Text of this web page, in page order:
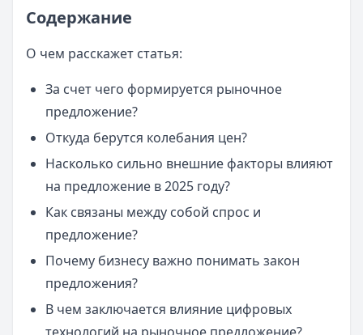
Содержание
О чем расскажет статья:
За счет чего формируется рыночное
предложение?
Откуда берутся колебания цен?
Насколько сильно внешние факторы влияют
на предложение в 2025 году?
Как связаны между собой спрос и
предложение?
Почему бизнесу важно понимать закон
предложения?
В чем заключается влияние цифровых